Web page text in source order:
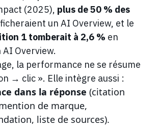
(2025), plus de 50 % des
un AI Overview, et le
1 tomberait à 2,6 % en
AI Overview.
la performance ne se résume
→ clic ». Elle intègre aussi :
dans la réponse (citation
de marque,
liste de sources).